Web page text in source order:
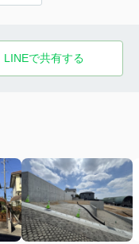
LINEで共有する